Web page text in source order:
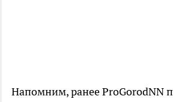
Напомним, ранее ProGorodNN